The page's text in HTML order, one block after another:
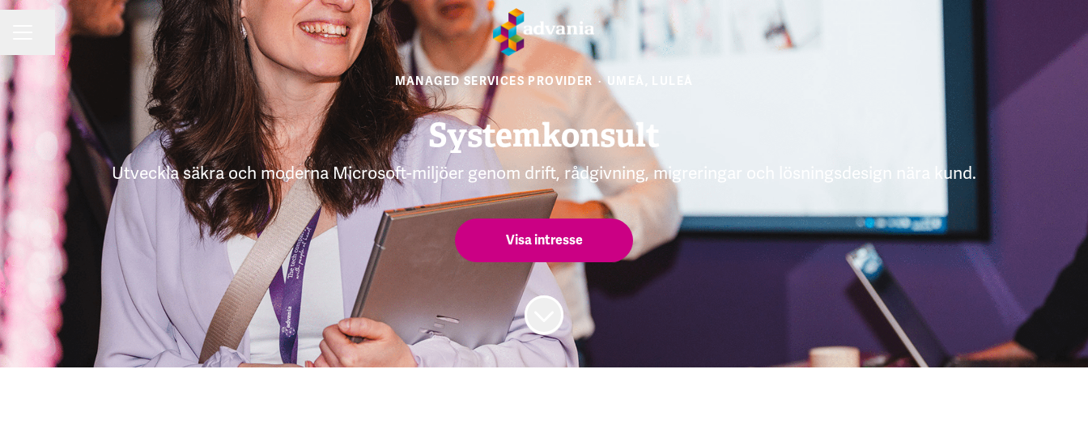
KARRIÄRMENY
Dela sidan
MANAGED SERVICES PROVIDER · UMEÅ, LULEÅ
Systemkonsult
Utveckla säkra och moderna Microsoft-miljöer genom drift, rådgivning, migreringar och lösningsdesign nära kund.
Visa intresse